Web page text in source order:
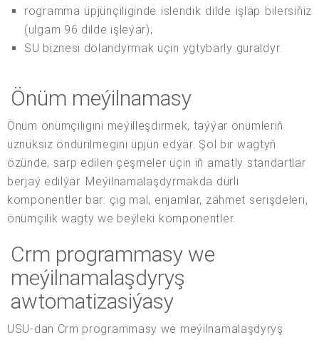
rogramma üpjünçiliginde islendik dilde işläp bilersiňiz
(ulgam 96 dilde işleýär);
SU biznesi dolandyrmak üçin ygtybarly guraldyr.
Önüm meýilnamasy
Önüm önümçiligini meýilleşdirmek, taýýar önümleriň
üznüksiz öndürilmegini üpjün edýär. Şol bir wagtyň
özünde, sarp edilen çeşmeler üçin iň amatly standartlar
berjaý edilýär. Meýilnamalaşdyrmakda dürli
komponentler bar: çig mal, enjamlar, zähmet serişdeleri,
önümçilik wagty we beýleki komponentler.
Crm programmasy we
meýilnamalaşdyryş
awtomatizasiýasy
USU-dan Crm programmasy we meýilnamalaşdyryş